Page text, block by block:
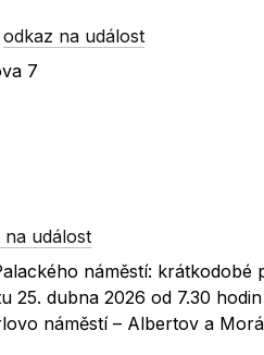
odkaz na událost
7
na událost
náměstí:
25. dubna 2026 od 7.30
náměstí – Albertov a